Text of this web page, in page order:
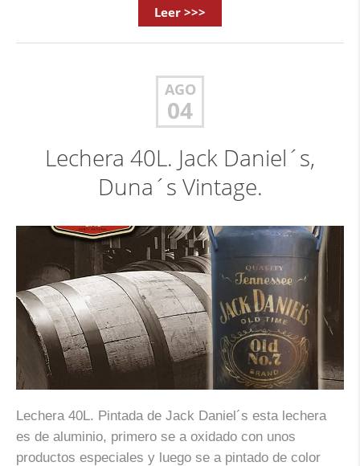
Leer >>>
AGO
04
Lechera 40L. Jack Daniel´s,
Duna´s Vintage.
Lechera 40L. Pintada de Jack Daniel´s esta lechera
es de aluminio, primero se a oxidado con unos
productos especiales y luego se a pintado de color